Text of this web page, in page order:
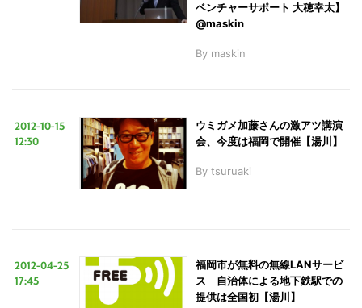
ベンチャーサポート 大穂幸太】
@maskin
By maskin
2012-10-15
12:30
ウミガメ加藤さんの激アツ講演
会、今度は福岡で開催【湯川】
By tsuruaki
2012-04-25
17:45
福岡市が無料の無線LANサービ
ス 自治体による地下鉄駅での
提供は全国初【湯川】